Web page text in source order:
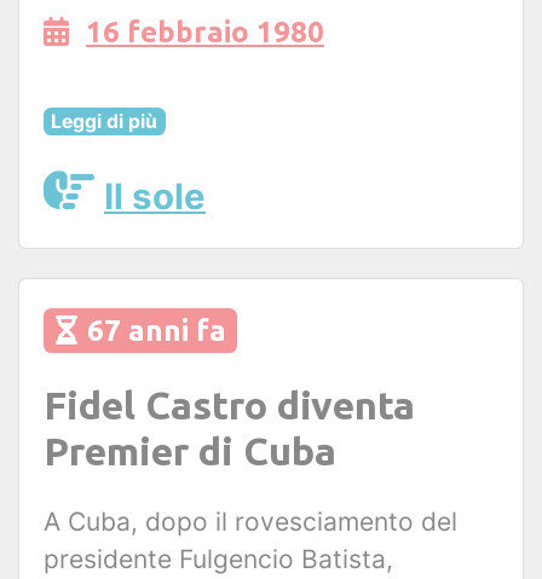
16 febbraio 1980
Leggi di più
Il sole
67 anni fa
Fidel Castro diventa
Premier di Cuba
A Cuba, dopo il rovesciamento del
presidente Fulgencio Batista,